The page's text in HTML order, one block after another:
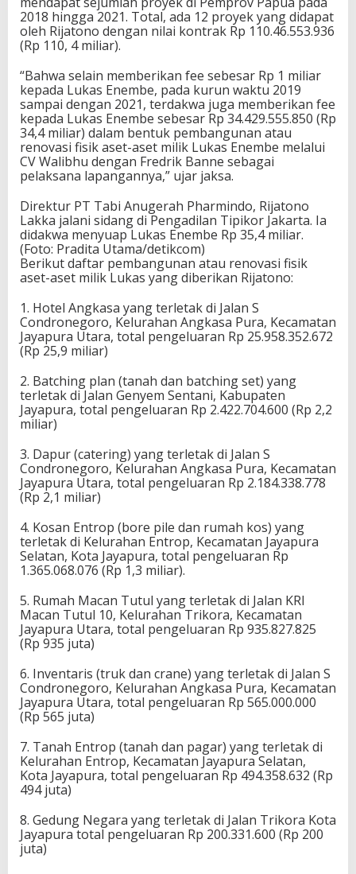
2018 hingga 2021. Total, ada 12 proyek yang didapat
oleh Rijatono dengan nilai kontrak Rp 110.46.553.936
(Rp 110, 4 miliar).
“Bahwa selain memberikan fee sebesar Rp 1 miliar
kepada Lukas Enembe, pada kurun waktu 2019
sampai dengan 2021, terdakwa juga memberikan fee
kepada Lukas Enembe sebesar Rp 34.429.555.850 (Rp
34,4 miliar) dalam bentuk pembangunan atau
renovasi fisik aset-aset milik Lukas Enembe melalui
CV Walibhu dengan Fredrik Banne sebagai
pelaksana lapangannya,” ujar jaksa.
Direktur PT Tabi Anugerah Pharmindo, Rijatono
Lakka jalani sidang di Pengadilan Tipikor Jakarta. Ia
didakwa menyuap Lukas Enembe Rp 35,4 miliar.
(Foto: Pradita Utama/detikcom)
Berikut daftar pembangunan atau renovasi fisik
aset-aset milik Lukas yang diberikan Rijatono:
1. Hotel Angkasa yang terletak di Jalan S
Condronegoro, Kelurahan Angkasa Pura, Kecamatan
Jayapura Utara, total pengeluaran Rp 25.958.352.672
(Rp 25,9 miliar)
2. Batching plan (tanah dan batching set) yang
terletak di Jalan Genyem Sentani, Kabupaten
Jayapura, total pengeluaran Rp 2.422.704.600 (Rp 2,2
miliar)
3. Dapur (catering) yang terletak di Jalan S
Condronegoro, Kelurahan Angkasa Pura, Kecamatan
Jayapura Utara, total pengeluaran Rp 2.184.338.778
(Rp 2,1 miliar)
4. Kosan Entrop (bore pile dan rumah kos) yang
terletak di Kelurahan Entrop, Kecamatan Jayapura
Selatan, Kota Jayapura, total pengeluaran Rp
1.365.068.076 (Rp 1,3 miliar).
5. Rumah Macan Tutul yang terletak di Jalan KRI
Macan Tutul 10, Kelurahan Trikora, Kecamatan
Jayapura Utara, total pengeluaran Rp 935.827.825
(Rp 935 juta)
6. Inventaris (truk dan crane) yang terletak di Jalan S
Condronegoro, Kelurahan Angkasa Pura, Kecamatan
Jayapura Utara, total pengeluaran Rp 565.000.000
(Rp 565 juta)
7. Tanah Entrop (tanah dan pagar) yang terletak di
Kelurahan Entrop, Kecamatan Jayapura Selatan,
Kota Jayapura, total pengeluaran Rp 494.358.632 (Rp
494 juta)
8. Gedung Negara yang terletak di Jalan Trikora Kota
Jayapura total pengeluaran Rp 200.331.600 (Rp 200
juta)